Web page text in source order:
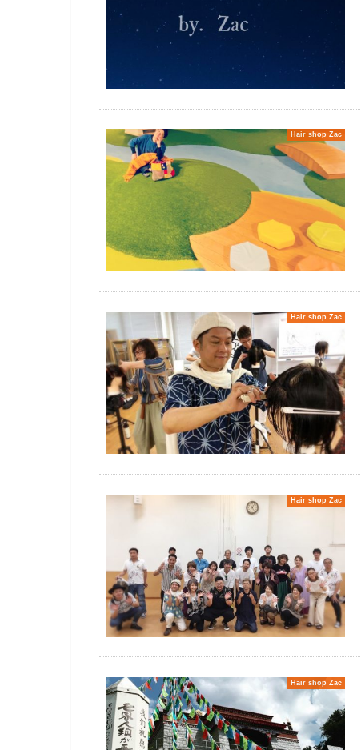
Hair shop Zac
Hair shop Zac
Hair shop Zac
Hair shop Zac